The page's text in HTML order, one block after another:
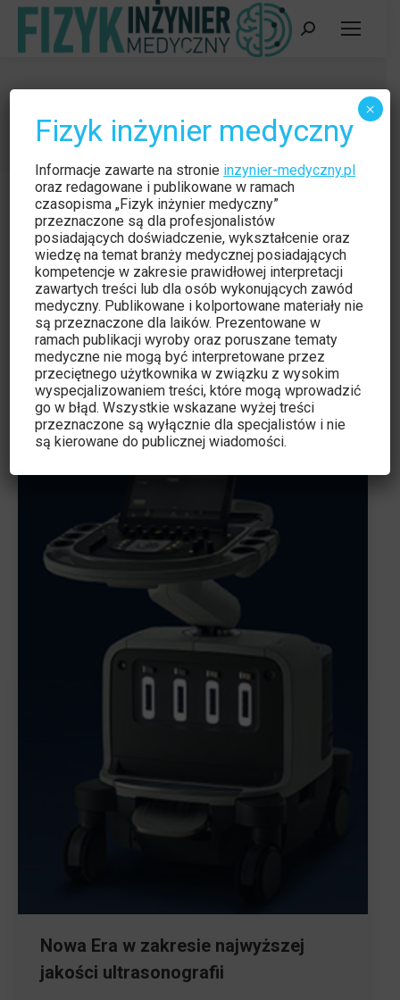
Szukaj:
Jesteś tutaj:
Strona główna Kategoria "Czytelnia"
Nowa Era w zakresie najwyższej
jakości ultrasonografii
Fizyk inżynier medyczny
Informacje zawarte na stronie inzynier-medyczny.pl
oraz redagowane i publikowane w ramach
czasopisma „Fizyk inżynier medyczny”
przeznaczone są dla profesjonalistów
posiadających doświadczenie, wykształcenie oraz
wiedzę na temat branży medycznej posiadających
kompetencje w zakresie prawidłowej interpretacji
zawartych treści lub dla osób wykonujących zawód
medyczny. Publikowane i kolportowane materiały nie
są przeznaczone dla laików. Prezentowane w
ramach publikacji wyroby oraz poruszane tematy
medyczne nie mogą być interpretowane przez
przeciętnego użytkownika w związku z wysokim
wyspecjalizowaniem treści, które mogą wprowadzić
go w błąd. Wszystkie wskazane wyżej treści
przeznaczone są wyłącznie dla specjalistów i nie
są kierowane do publicznej wiadomości.
×